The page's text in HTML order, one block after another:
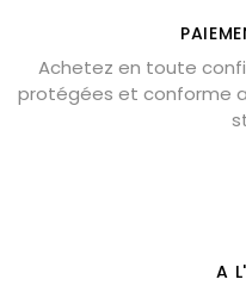
Où placer la citrine dans
Cornaline : propriétés
Capricorne : quelles
Shungite : purification et
Bagues en labradorite
Achetez en toute
protégées et conforme
A